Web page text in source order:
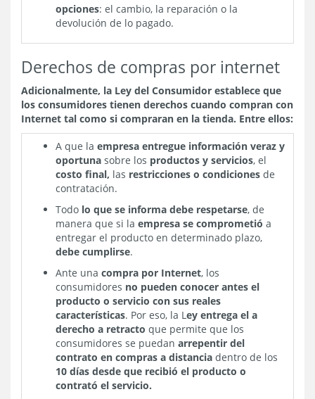
opciones: el cambio, la reparación o la
devolución de lo pagado.
Derechos de compras por internet
Adicionalmente, la Ley del Consumidor establece que
los consumidores tienen derechos cuando compran con
Internet tal como si compraran en la tienda. Entre ellos:
A que la empresa entregue información veraz y
oportuna sobre los productos y servicios, el
costo final, las restricciones o condiciones de
contratación.
Todo lo que se informa debe respetarse, de
manera que si la empresa se comprometió a
entregar el producto en determinado plazo,
debe cumplirse.
Ante una compra por Internet, los
consumidores no pueden conocer antes el
producto o servicio con sus reales
características. Por eso, la Ley entrega el a
derecho a retracto que permite que los
consumidores se puedan arrepentir del
contrato en compras a distancia dentro de los
10 días desde que recibió el producto o
contrató el servicio.